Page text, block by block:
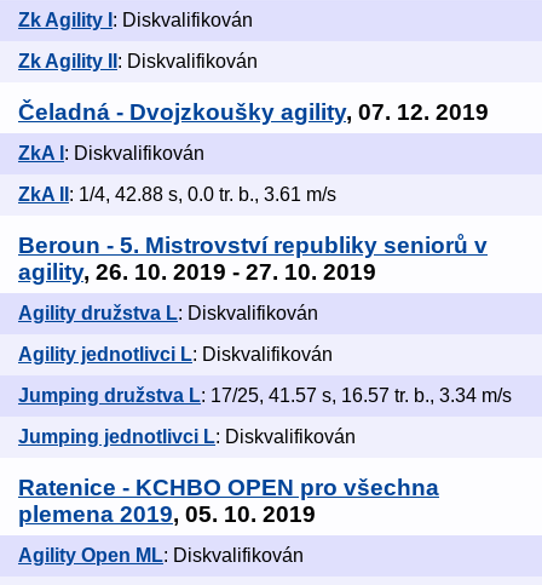
Zk Agility I : Diskvalifikován
Zk Agility II : Diskvalifikován
Čeladná - Dvojzkoušky agility, 07. 12. 2019
ZkA I : Diskvalifikován
ZkA II : 1/4, 42.88 s, 0.0 tr. b., 3.61 m/s
Beroun - 5. Mistrovství republiky seniorů v
agility, 26. 10. 2019 - 27. 10. 2019
Agility družstva L: Diskvalifikován
Agility jednotlivci L: Diskvalifikován
Jumping družstva L: 17/25, 41.57 s, 16.57 tr. b., 3.34 m/s
Jumping jednotlivci L: Diskvalifikován
Ratenice - KCHBO OPEN pro všechna
plemena 2019, 05. 10. 2019
Agility Open ML: Diskvalifikován